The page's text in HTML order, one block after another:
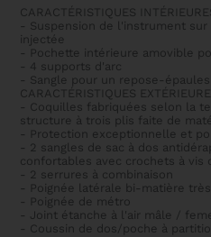
CARACTÉRISTIQUES
- Suspension de l'instrument sur
injectée
- Pochette intérieure amovible
- 4 supports d'arc
- Sangle pour un repose-
CARACTÉRISTIQUES
- Coquilles fabriquées selon la
structure à trois plis faite de
- Protection exceptionnelle et
- 2 sangles de sac à dos
confortables avec crochets à vis
- 2 serrures à combinaison
- Poignée latérale bi-matière
- Poignée de métro
- Joint étanche à l'air mâle /
- Coussin de dos/poche à